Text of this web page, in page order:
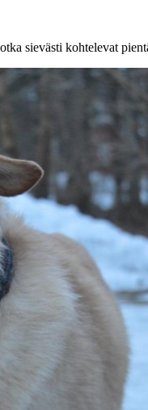
sievästi kohtelevat